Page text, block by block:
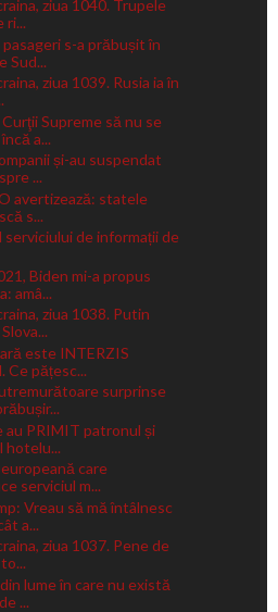
ziua 1040. Trupele
ri...
s-a prăbușit în
Sud...
ziua 1039. Rusia ia în
Supreme să nu se
a...
și-au suspendat
...
avertizează: statele
s...
serviciului de informații de
Biden mi-a propus
amâ...
ziua 1038. Putin
este INTERZIS
Ce pățesc...
surprinse
au PRIMIT patronul și
hotelu...
care
serviciul m...
Vreau să mă întâlnesc
a...
ziua 1037. Pene de
lume în care nu există
...